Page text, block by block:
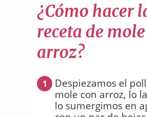
¿Cómo hacer
receta de
arroz?
1
Despiezamos el
mole con arroz, lo
lo sumergimos en